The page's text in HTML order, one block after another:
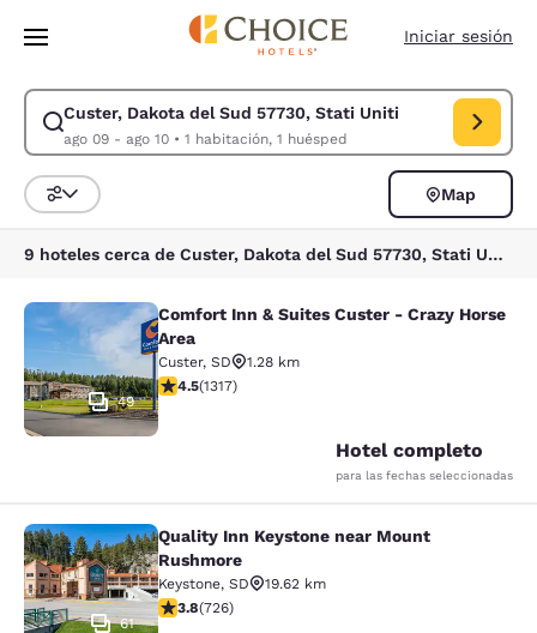
Pasar A Contenido Principal
Iniciar sesión
Custer, Dakota del Sud 57730, Stati Uniti
ago 09 - ago 10• 1 habitación, 1 huésped
Modificar la búsqueda de Custer, Dakota del Sud 57730, Stati Uniti.
Ordenar y filtrar
Map
9 hoteles cerca de Custer, Dakota del Sud 57730, Stati Uniti
Comfort Inn & Suites Custer -
49
Comfort Inn & Suites Custer - Crazy Horse
Area
Custer, SD
1.28 km
calificación de 4.49 estrellas. Excelente. 1317 reseñas
4.5(1317)
Hotel completo
para las fechas seleccionadas
Quality Inn Keystone near Mount
61
Quality Inn Keystone near Mount
Rushmore
Keystone, SD
19.62 km
calificación de 3.75 estrellas. Bueno. 726 reseñas
3.8(726)